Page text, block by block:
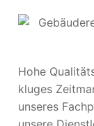
Hohe
kluges
unseres